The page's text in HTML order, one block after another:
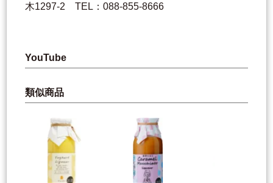
木1297-2 TEL：088-855-8666
YouTube
類似商品